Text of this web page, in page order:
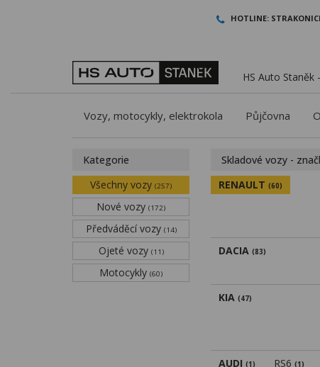
HOTLINE:
HS Auto Staněk
Vozy, motocykly, elektrokola Půjčovna
Kategorie
Všechny vozy (257)
Nové vozy (172)
Předváděcí vozy (14)
Ojeté vozy (11)
Motocykly (60)
Skladové vozy -
RENAULT (60)
DACIA (83)
KIA (47)
AUDI (1) RS6 (1)